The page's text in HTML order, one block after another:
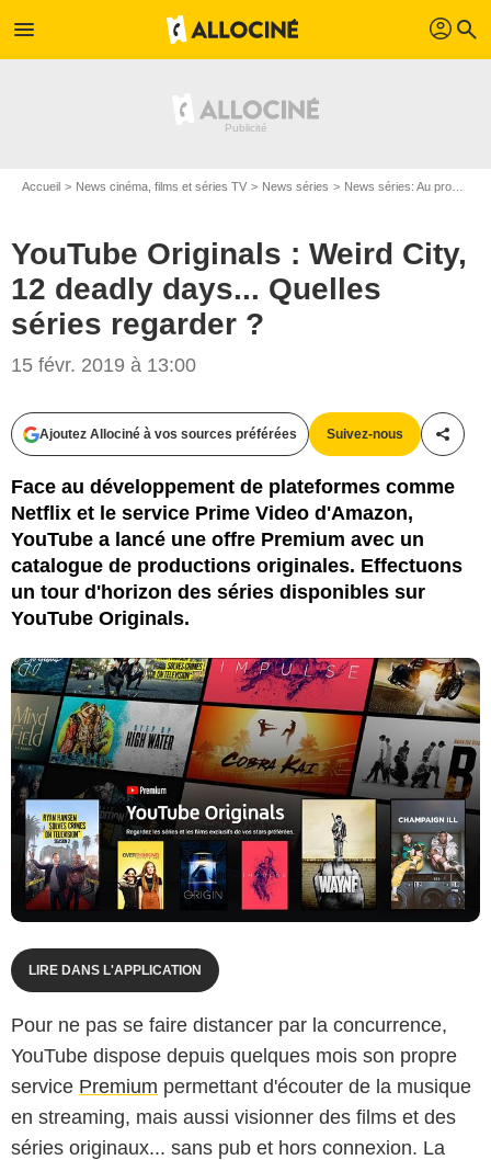
menu profil search
Accueil News cinéma, films et séries TV News séries News séries: Au programme
YouTube Originals : Weird City,
12 deadly days... Quelles
séries regarder ?
15 févr. 2019 à 13:00
Ajoutez Allociné à vos sources préférées Suivez-nous
Face au développement de plateformes comme
Netflix et le service Prime Video d'Amazon,
YouTube a lancé une offre Premium avec un
catalogue de productions originales. Effectuons
un tour d'horizon des séries disponibles sur
YouTube Originals.
LIRE DANS L'APPLICATION
Pour ne pas se faire distancer par la concurrence,
YouTube dispose depuis quelques mois son propre
service Premium permettant d'écouter de la musique
en streaming, mais aussi visionner des films et des
séries originaux... sans pub et hors connexion. La